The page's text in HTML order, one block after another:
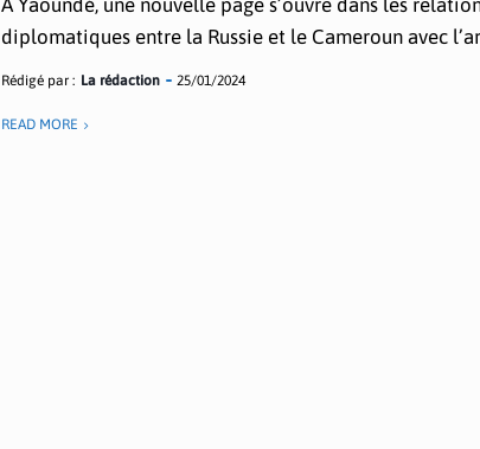
À Yaoundé, une nouvelle page s’ouvre dans les
diplomatiques entre la Russie et le Cameroun avec
Rédigé par : La rédaction 25/01/2024
READ MORE